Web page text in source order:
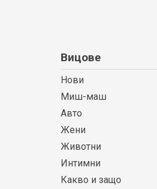
Вицове
Нови
Миш-маш
Авто
Жени
Животни
Интимни
Какво и защо